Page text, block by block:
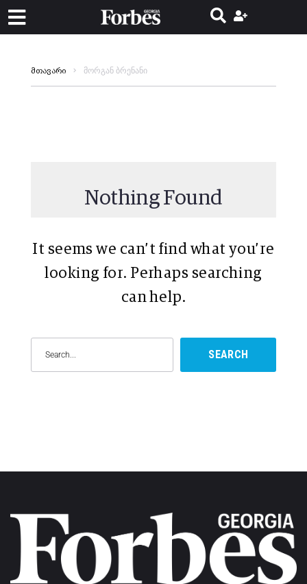
მთავარი მორგან ბრენანი
Nothing Found
It seems we can’t find what you’re
looking for. Perhaps searching
can help.
SEARCH